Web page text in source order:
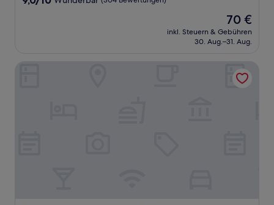
Der
Preis
beträgt
70 €
inkl. Steuern & Gebühren
30. Aug.–31. Aug.